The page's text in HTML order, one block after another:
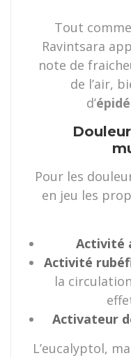
Tout
Ravintsara
note de
de l’air,
d’
Pour les
en jeu les
Activité
Activité
la
Activateur
L’eucalyptol,